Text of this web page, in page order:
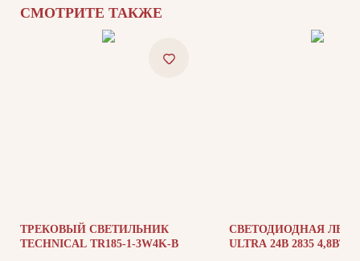
СМОТРИТЕ ТАКЖЕ
ТРЕКОВЫЙ СВЕТИЛЬНИК
TECHNICAL TR185-1-3W4K-B
СВЕТОДИОДНАЯ
ULTRA 24В 2835 4,8ВТ/
Политика конфиденциальности